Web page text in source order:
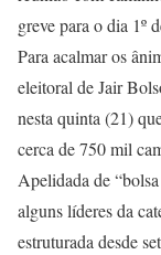
greve para o dia 1º
Para acalmar os
eleitoral de Jair
nesta quinta (21)
cerca de 750 mil
Apelidada de
alguns líderes da
estruturada desde